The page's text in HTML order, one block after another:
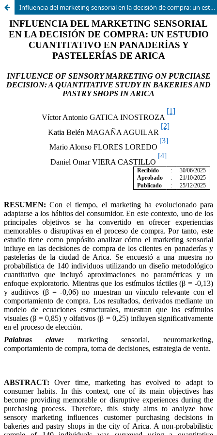
Influencia del marketing sensorial en la decisión de compra: un estudio cuantitativo en panaderías y pastelerías de Arica